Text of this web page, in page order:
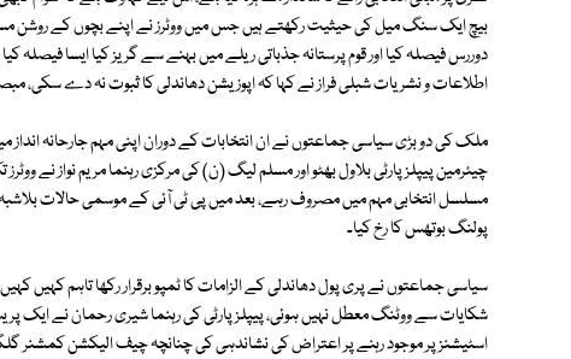
بیچ ایک سنگ میل کی حیثیت رکھتے ہیں جس میں ووٹرز نے اپنے بچوں کے روشن
دوررس فیصلہ کیا اور قوم پرستانہ جذباتی ریلے میں بہنے سے گریز کیا ایسا فیصلہ
اطلاعات و نشریات شبلی فراز نے کہا کہ اپوزیشن دھاندلی کا ثبوت نہ دے
ملک کی دو بڑی سیاسی جماعتوں نے ان انتخابات کے دوران اپنی مہم جارحانہ انداز
چیئرمین پیپلز پارٹی بلاول بھٹو اور مسلم لیگ (ن) کی مرکزی رہنما مریم نواز نے
مسلسل انتخابی مہم میں مصروف رہے، بعد میں پی ٹی آئی کے موسمی حالات
پولنگ بوتھس کا رخ کیا۔
سیاسی جماعتوں نے پری پول دھاندلی کے الزامات کا ٹمپو برقرار رکھا تاہم
شکایات سے ووٹنگ معطل نہیں ہوئی، پیپلز پارٹی کی رہنما شیری رحمان نے
اسٹیشنز پر موجود رہنے پر اعتراض کی نشاندہی کی چنانچہ چیف الیکشن کمشنر